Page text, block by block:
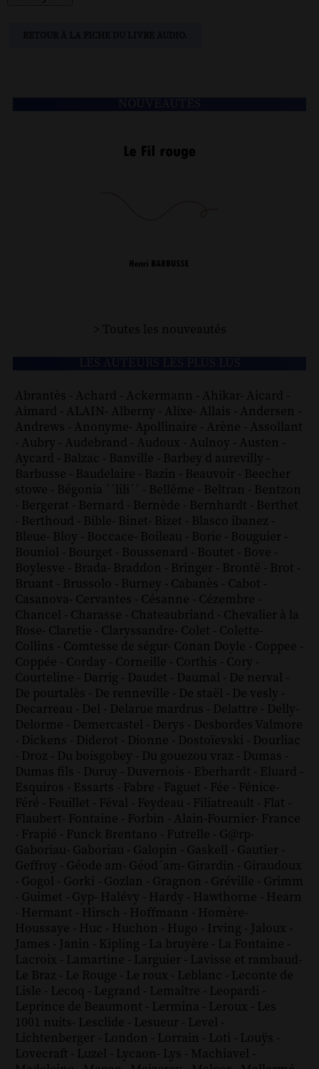
> Toutes les nouveautés
Abrantès - Achard - Ackermann - Ahikar- Aicard -
Aimard - ALAIN- Alberny - Alixe- Allais - Andersen -
Andrews - Anonyme- Apollinaire - Arène - Assollant
- Aubry - Audebrand - Audoux - Aulnoy - Austen -
Aycard - Balzac - Banville - Barbey d aurevilly -
Barbusse - Baudelaire - Bazin - Beauvoir - Beecher
stowe - Bégonia ´´lili´´ - Bellême - Beltran - Bentzon
- Bergerat - Bernard - Bernède - Bernhardt - Berthet
- Berthoud - Bible- Binet- Bizet - Blasco ibanez -
Bleue- Bloy - Boccace- Boileau - Borie - Bouguier -
Bouniol - Bourget - Boussenard - Boutet - Bove -
Boylesve - Brada- Braddon - Bringer - Brontë - Brot -
Bruant - Brussolo - Burney - Cabanès - Cabot -
Casanova- Cervantes - Césanne - Cézembre -
Chancel - Charasse - Chateaubriand - Chevalier à la
Rose- Claretie - Claryssandre- Colet - Colette-
Collins - Comtesse de ségur- Conan Doyle - Coppee -
Coppée - Corday - Corneille - Corthis - Cory -
Courteline - Darrig - Daudet - Daumal - De nerval -
De pourtalès - De renneville - De staël - De vesly -
Decarreau - Del - Delarue mardrus - Delattre - Delly-
Delorme - Demercastel - Derys - Desbordes Valmore
- Dickens - Diderot - Dionne - Dostoïevski - Dourliac
- Droz - Du boisgobey - Du gouezou vraz - Dumas -
Dumas fils - Duruy - Duvernois - Eberhardt - Eluard -
Esquiros - Essarts - Fabre - Faguet - Fée - Fénice-
Féré - Feuillet - Féval - Feydeau - Filiatreault - Flat -
Flaubert- Fontaine - Forbin - Alain-Fournier- France
- Frapié - Funck Brentano - Futrelle - G@rp-
Gaboriau- Gaboriau - Galopin - Gaskell - Gautier -
Geffroy - Géode am- Géod´am- Girardin - Giraudoux
- Gogol - Gorki - Gozlan - Gragnon - Gréville - Grimm
- Guimet - Gyp- Halévy - Hardy - Hawthorne - Hearn
- Hermant - Hirsch - Hoffmann - Homère-
Houssaye - Huc - Huchon - Hugo - Irving - Jaloux -
James - Janin - Kipling - La bruyère - La Fontaine -
Lacroix - Lamartine - Larguier - Lavisse et rambaud-
Le Braz - Le Rouge - Le roux - Leblanc - Leconte de
Lisle - Lecoq - Legrand - Lemaître - Leopardi -
Leprince de Beaumont - Lermina - Leroux - Les
1001 nuits- Lesclide - Lesueur - Level -
Lichtenberger - London - Lorrain - Loti - Louÿs -
Lovecraft - Luzel - Lycaon- Lys - Machiavel -